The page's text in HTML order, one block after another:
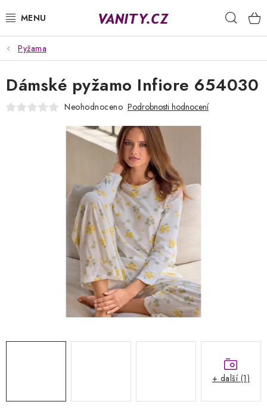
na
KABELKY
SPODNÍ PRÁDLO
PUNČOCHY
Jak nakupovat
Obchodní podmínky
Podmínky ochrany osobních údajů
Napište nám
Reklamace a vrácení zboží
Pyžama
Dámské pyžamo Infiore 654030
Neohodnoceno Podrobnosti hodnocení
+ další (1)